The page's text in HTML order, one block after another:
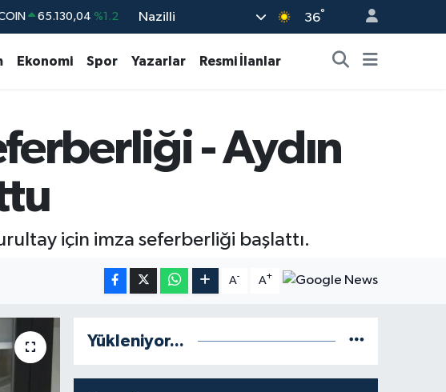
65.130,04 %1.2
6618.49
BİST100 13.773 %-19
Nazilli 36°
Ekonomi Spor Yazarlar Resmi İlanlar
- Aydın
için imza seferberliği başlattı.
A- A+
Yükleniyor...